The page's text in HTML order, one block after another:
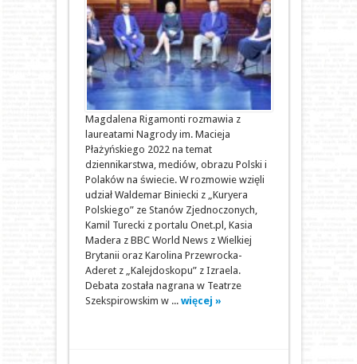
Magdalena Rigamonti rozmawia z
laureatami Nagrody im. Macieja
Płażyńskiego 2022 na temat
dziennikarstwa, mediów, obrazu Polski i
Polaków na świecie. W rozmowie wzięli
udział Waldemar Biniecki z „Kuryera
Polskiego” ze Stanów Zjednoczonych,
Kamil Turecki z portalu Onet.pl, Kasia
Madera z BBC World News z Wielkiej
Brytanii oraz Karolina Przewrocka-
Aderet z „Kalejdoskopu” z Izraela.
Debata została nagrana w Teatrze
Szekspirowskim w ... więcej »